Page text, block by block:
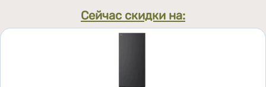
Сейчас скидки на: